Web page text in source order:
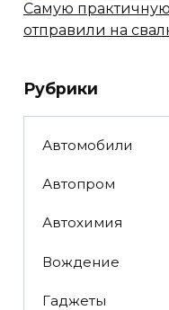
Самую
отправили на
Рубрики
Автомобили
Автопром
Автохимия
Вождение
Гаджеты